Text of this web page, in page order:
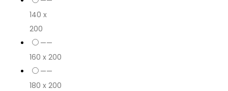
140 x
200
——
160 x 200
——
180 x 200